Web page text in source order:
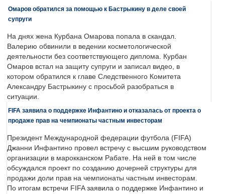
Омаров обратился за помощью к Бастрыкину в деле своей
супруги
На днях жена Курбана Омарова попала в скандал.
Валерию обвинили в ведении косметологической
деятельности без соответствующего диплома. Курбан
Омаров встал на защиту супруги и записал видео, в
котором обратился к главе Следственного Комитета
Александру Бастрыкину с просьбой разобраться в
ситуации.
FIFA заявила о поддержке Инфантино и отказалась от проекта о
продаже прав на чемпионаты частным инвесторам
Президент Международной федерации футбола (FIFA)
Джанни Инфантино провел встречу с высшим руководством
организации в марокканском Рабате. На ней в том числе
обсуждался проект по созданию дочерней структуры для
продажи доли прав на чемпионаты частным инвесторам.
По итогам встречи FIFA заявила о поддержке Инфантино и